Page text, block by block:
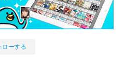
ローする